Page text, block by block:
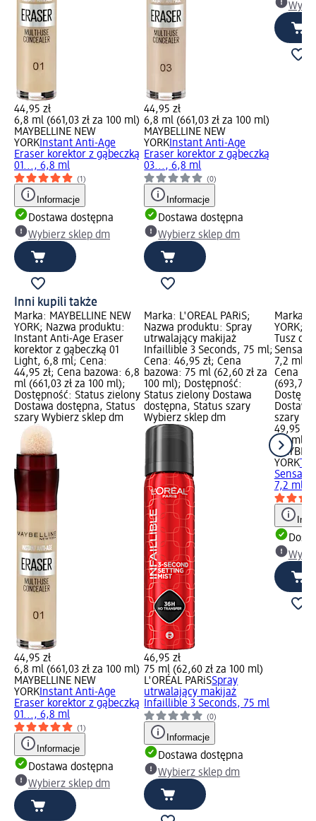
44,95 zł
6,8 ml (661,03 zł za 100 ml)
MAYBELLINE NEW
YORKInstant Anti-Age
Eraser korektor z gąbeczką
01..., 6,8 ml
(1)
Informacje
Dostawa dostępna
Wybierz sklep dm
44,95 zł
6,8 ml (661,03 zł za 100 ml)
MAYBELLINE NEW
YORKInstant Anti-Age
Eraser korektor z gąbeczką
03..., 6,8 ml
(0)
Informacje
Dostawa dostępna
Wybierz sklep dm
Inni kupili także
Marka: MAYBELLINE NEW
YORK; Nazwa produktu:
Instant Anti-Age Eraser
korektor z gąbeczką 01
Light, 6,8 ml; Cena:
44,95 zł; Cena bazowa: 6,8
ml (661,03 zł za 100 ml);
Dostępność: Status zielony
Dostawa dostępna, Status
szary Wybierz sklep dm
44,95 zł
6,8 ml (661,03 zł za 100 ml)
MAYBELLINE NEW
YORKInstant Anti-Age
Eraser korektor z gąbeczką
01..., 6,8 ml
(1)
Informacje
Dostawa dostępna
Wybierz sklep dm
Marka: L'ORÉAL PARiS;
Nazwa produktu: Spray
utrwalający makijaż
Infaillible 3 Seconds, 75 ml;
Cena: 46,95 zł; Cena
bazowa: 75 ml (62,60 zł za
100 ml); Dostępność:
Status zielony Dostawa
dostępna, Status szary
Wybierz sklep dm
46,95 zł
75 ml (62,60 zł za 100 ml)
L'ORÉAL PARiSSpray
utrwalający makijaż
Infaillible 3 Seconds, 75 ml
(0)
Informacje
Dostawa dostępna
Wybierz sklep dm
Marka:
YORK;
Tusz do
7,2 ml;
Cena
(693,75
szary
49,95 zł
7,2 ml
YORK
7,2 ml